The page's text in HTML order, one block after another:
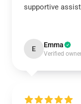
supportive
E Emma
Verified